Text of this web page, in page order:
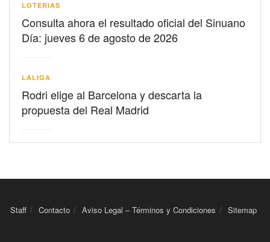
LOTERIAS
Consulta ahora el resultado oficial del Sinuano
Día: jueves 6 de agosto de 2026
LALIGA
Rodri elige al Barcelona y descarta la
propuesta del Real Madrid
Staff Contacto Aviso Legal – Términos y Condiciones Sitemap